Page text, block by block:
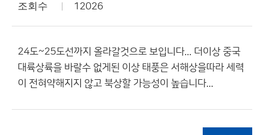
조회수 12026
24도~25도선까지 올라갈것으로 보입니다... 더이상 중국
대륙상륙을 바랄수 없게된 이상 태풍은 서해상을따라 세력
이 전혀약해지지 않고 북상할 가능성이 높습니다...